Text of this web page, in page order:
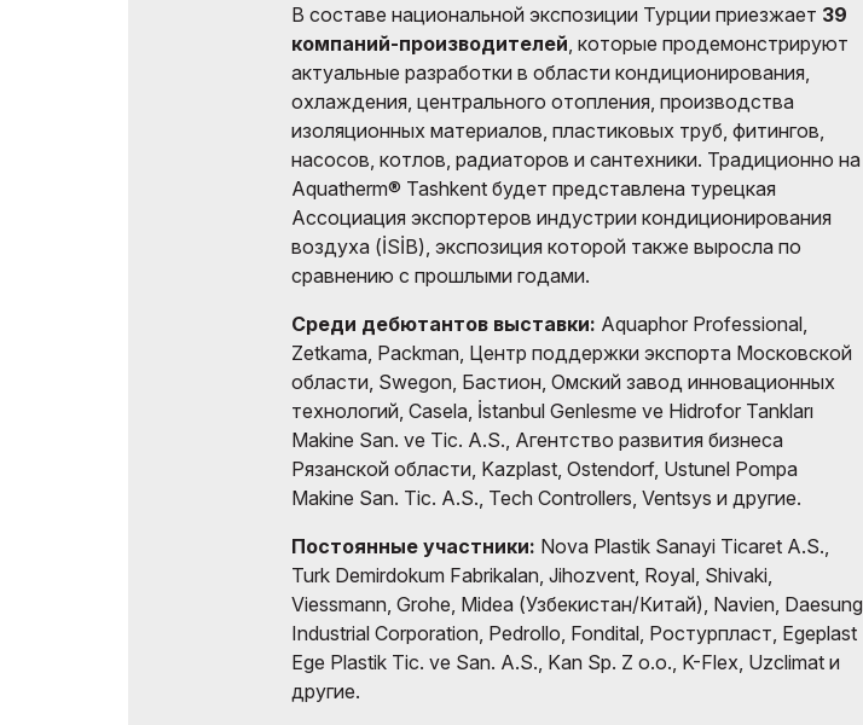
В составе национальной экспозиции Турции приезжает 39
компаний-производителей , которые продемонстрируют
актуальные разработки в области кондиционирования,
охлаждения, центрального отопления, производства
изоляционных материалов, пластиковых труб, фитингов,
насосов, котлов, радиаторов и сантехники. Традиционно на
Aquatherm® Tashkent будет представлена турецкая
Ассоциация экспортеров индустрии кондиционирования
воздуха (İSİB), экспозиция которой также выросла по
сравнению с прошлыми годами.
Среди дебютантов выставки: Aquaphor Professional,
Zetkama, Packman, Центр поддержки экспорта Московской
области, Swegon, Бастион, Омский завод инновационных
технологий, Casela, İstanbul Genlesme ve Hidrofor Tankları
Makine San. ve Tic. A.S., Агентство развития бизнеса
Рязанской области, Kazplast, Ostendorf, Ustunel Pompa
Makine San. Tic. A.S., Tech Controllers, Ventsys и другие.
Постоянные участники: Nova Plastik Sanayi Ticaret A.S.,
Turk Demirdokum Fabrikalan, Jihozvent, Royal, Shivaki,
Viessmann, Grohe, Midea (Узбекистан/Китай), Navien, Daesung
Industrial Corporation, Pedrollo, Fondital, Ростурпласт, Egeplast
Ege Plastik Tic. ve San. A.S., Kan Sp. Z o.o., K-Flex, Uzclimat и
другие.